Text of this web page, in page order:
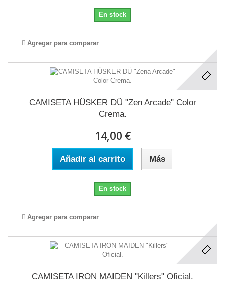
En stock
Agregar para comparar
CAMISETA HÜSKER DÜ "Zen Arcade" Color
Crema.
14,00 €
Añadir al carrito Más
En stock
Agregar para comparar
CAMISETA IRON MAIDEN "Killers" Oficial.